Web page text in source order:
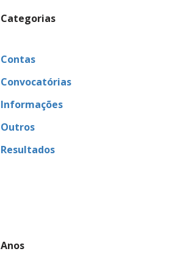
Categorias
Contas
Convocatórias
Informações
Outros
Resultados
Anos